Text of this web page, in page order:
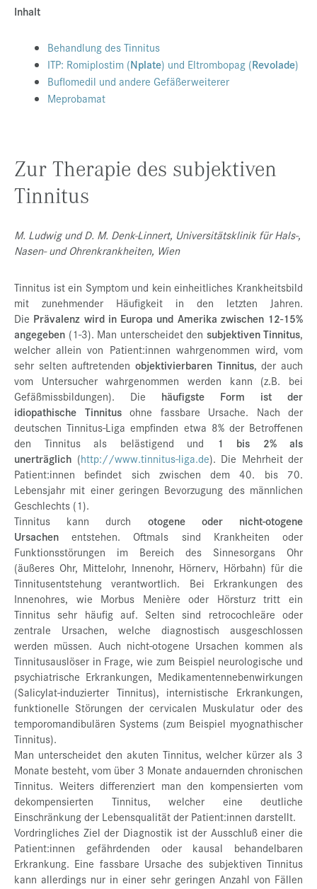
Presse
Jobs
Kontakt
Datenschutz
Inhalt
Behandlung des Tinnitus
ITP: Romiplostim (Nplate) und Eltrombopag (Revolade)
Buflomedil und andere Gefäßerweiterer
Meprobamat
Zur Therapie des subjektiven
Tinnitus
M. Ludwig und D. M. Denk-Linnert, Universitätsklinik für Hals-,
Nasen- und Ohrenkrankheiten, Wien
Tinnitus ist ein Symptom und kein einheitliches Krankheitsbild
mit zunehmender Häufigkeit in den letzten Jahren.
Die Prävalenz wird in Europa und Amerika zwischen 12-15%
angegeben (1-3). Man unterscheidet den subjektiven Tinnitus,
welcher allein von Patient:innen wahrgenommen wird, vom
sehr selten auftretenden objektivierbaren Tinnitus, der auch
vom Untersucher wahrgenommen werden kann (z.B. bei
Gefäßmissbildungen). Die häufigste Form ist der
idiopathische Tinnitusohne fassbare Ursache. Nach der
deutschen Tinnitus-Liga empfinden etwa 8% der Betroffenen
den Tinnitus als belästigend und
1 bis 2% als
unerträglich (http://www.tinnitus-liga.de). Die Mehrheit der
Patient:innen befindet sich zwischen dem 40. bis 70.
Lebensjahr mit einer geringen Bevorzugung des männlichen
Geschlechts (1).
Tinnitus kann durch otogene oder nicht-otogene
Ursachen entstehen. Oftmals sind Krankheiten oder
Funktionsstörungen im Bereich des Sinnesorgans Ohr
(äußeres Ohr, Mittelohr, Innenohr, Hörnerv, Hörbahn) für die
Tinnitusentstehung verantwortlich. Bei Erkrankungen des
Innenohres, wie Morbus Menière oder Hörsturz tritt ein
Tinnitus sehr häufig auf. Selten sind retrocochleäre oder
zentrale Ursachen, welche diagnostisch ausgeschlossen
werden müssen. Auch nicht-otogene Ursachen kommen als
Tinnitusauslöser in Frage, wie zum Beispiel neurologische und
psychiatrische Erkrankungen, Medikamentennebenwirkungen
(Salicylat-induzierter Tinnitus), internistische Erkrankungen,
funktionelle Störungen der cervicalen Muskulatur oder des
temporomandibulären Systems (zum Beispiel myognathischer
Tinnitus).
Man unterscheidet den akuten Tinnitus, welcher kürzer als 3
Monate besteht, vom über 3 Monate andauernden chronischen
Tinnitus. Weiters differenziert man den kompensierten vom
dekompensierten Tinnitus, welcher eine deutliche
Einschränkung der Lebensqualität der Patient:innen darstellt.
Vordringliches Ziel der Diagnostik ist der Ausschluß einer die
Patient:innen gefährdenden oder kausal behandelbaren
Erkrankung. Eine fassbare Ursache des subjektiven Tinnitus
kann allerdings nur in einer sehr geringen Anzahl von Fällen